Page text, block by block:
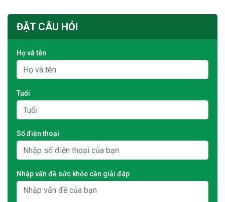
ĐẶT CÂU HỎI
Họ và tên
Tuổi
Số điện thoại
Nhập vấn đề sức khỏe cần giải đáp